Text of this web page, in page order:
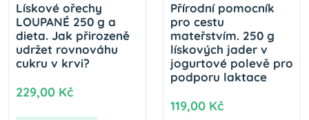
Lískové ořechy
LOUPANÉ 250 g a
dieta. Jak přirozeně
udržet rovnováhu
cukru v krvi?
229,00 Kč
Přírodní pomocník
pro cestu
mateřstvím. 250 g
lískových jader v
jogurtové polevě pro
podporu laktace
119,00 Kč